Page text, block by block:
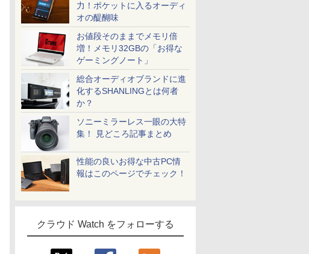
力！ポケットに入るオーディ
オの醍醐味
お値段そのままでメモリ倍
増！メモリ32GBの「お得な
ゲーミングノート」
総合オーディオブランドに進
化するSHANLINGとは何者
か？
ソニーミラーレス一眼の大特
集！ 見どころ記事まとめ
性能の良いお得な中古PC情
報はこのページでチェック！
クラウド Watch をフォローする